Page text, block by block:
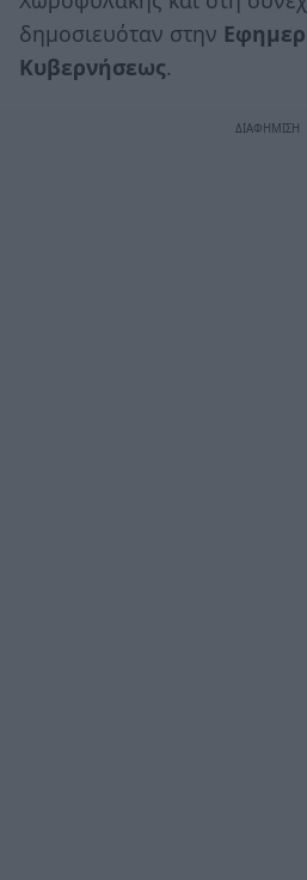
δημοσιευόταν στην
Κυβερνήσεως.